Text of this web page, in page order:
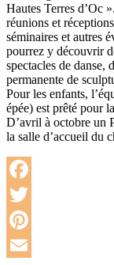
Hautes Terres d’Oc
réunions et
séminaires et autres
pourrez y découvrir
spectacles de danse,
permanente de
Pour les enfants,
épée) est prêté pour
D’avril à octobre un
la salle d’accueil du
Facebook
Twitter
Pinterest